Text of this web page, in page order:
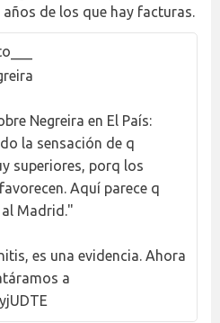
años de los que hay facturas.
Negreira en El País:
la sensación de q
superiores, porq los
Aquí parece q
Madrid."
es una evidencia. Ahora
a